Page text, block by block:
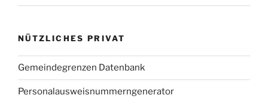
NÜTZLICHES PRIVAT
Gemeindegrenzen Datenbank
Personalausweisnummerngenerator